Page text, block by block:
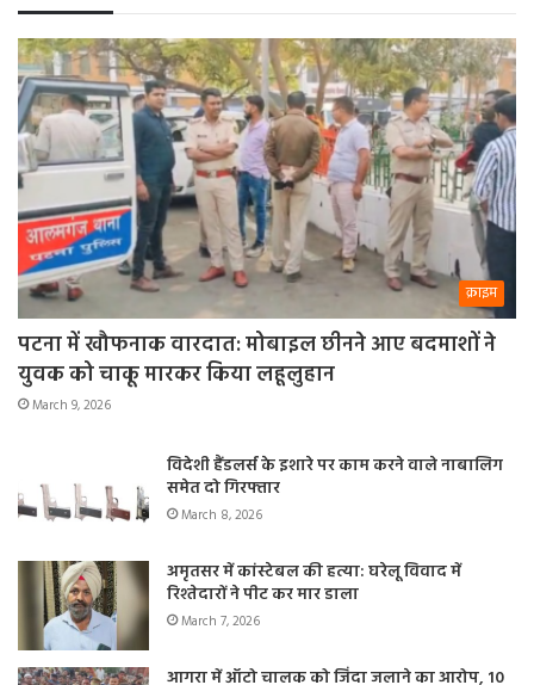
क्राइम
पटना में खौफनाक वारदात: मोबाइल छीनने आए बदमाशों ने
युवक को चाकू मारकर किया लहूलुहान
March 9, 2026
विदेशी हैंडलर्स के इशारे पर काम करने वाले नाबालिग
समेत दो गिरफ्तार
March 8, 2026
अमृतसर में कांस्टेबल की हत्या: घरेलू विवाद में
रिश्तेदारों ने पीट कर मार डाला
March 7, 2026
आगरा में ऑटो चालक को जिंदा जलाने का आरोप, 10